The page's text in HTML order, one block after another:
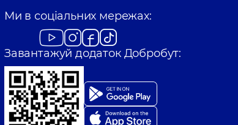
Ми в соціальних мережах:
Завантажуй додаток Добробут: